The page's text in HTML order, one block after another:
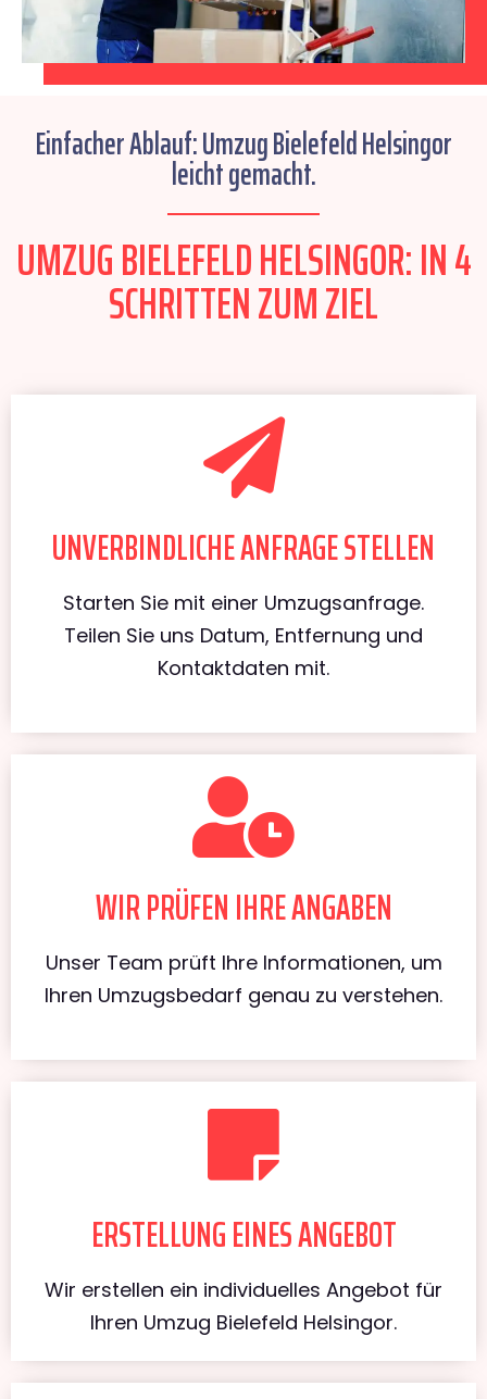
Einfacher Ablauf: Umzug Bielefeld Helsingor
leicht gemacht.
UMZUG BIELEFELD HELSINGOR: IN 4
SCHRITTEN ZUM ZIEL
UNVERBINDLICHE ANFRAGE STELLEN
Starten Sie mit einer Umzugsanfrage.
Teilen Sie uns Datum, Entfernung und
Kontaktdaten mit.
WIR PRÜFEN IHRE ANGABEN
Unser Team prüft Ihre Informationen, um
Ihren Umzugsbedarf genau zu verstehen.
ERSTELLUNG EINES ANGEBOT
Wir erstellen ein individuelles Angebot für
Ihren Umzug Bielefeld Helsingor.